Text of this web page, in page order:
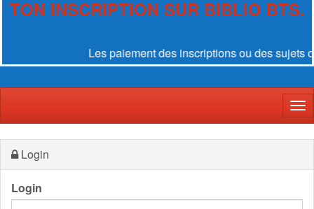
TON INSCRIPTION SUR BIBLIO BTS.
Les paiement des inscriptions ou des sujets
Login
Login